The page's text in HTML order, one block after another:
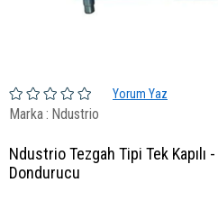
Yorum Yaz
Marka: Ndustrio
Ndustrio Tezgah Tipi Tek
Dondurucu